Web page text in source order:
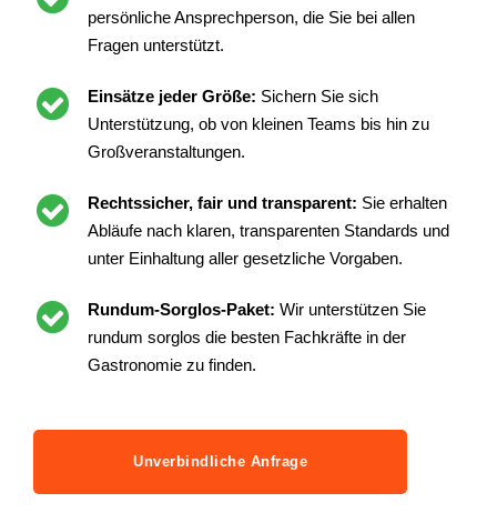
persönliche Ansprechperson, die Sie bei allen
Fragen unterstützt.
Einsätze jeder Größe: Sichern Sie sich
Unterstützung, ob von kleinen Teams bis hin zu
Großveranstaltungen.
Rechtssicher, fair und transparent: Sie erhalten
Abläufe nach klaren, transparenten Standards und
unter Einhaltung aller gesetzliche Vorgaben.
Rundum-Sorglos-Paket: Wir unterstützen Sie
rundum sorglos die besten Fachkräfte in der
Gastronomie zu finden.
Unverbindliche Anfrage